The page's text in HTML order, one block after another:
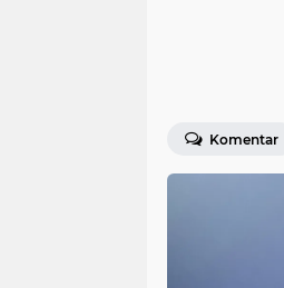
Komentar